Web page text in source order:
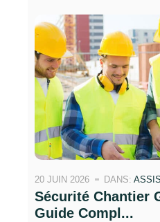
20 JUIN 2026 DANS:
Sécurité Chantier
Guide Compl...